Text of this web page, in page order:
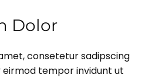
Dolor
consetetur sadipscing
eirmod tempor invidunt ut